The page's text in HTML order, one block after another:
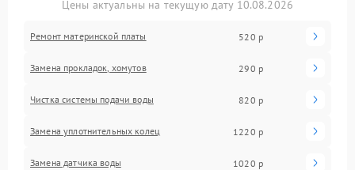
Цены актуальны на текущую дату 10.08.2026
Ремонт материнской платы 520 р
Замена прокладок, хомутов 290 р
Чистка системы подачи воды 820 р
Замена уплотнительных колец 1220 р
Замена датчика воды 1020 р